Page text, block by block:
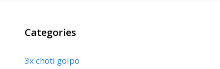
Categories
3x choti golpo